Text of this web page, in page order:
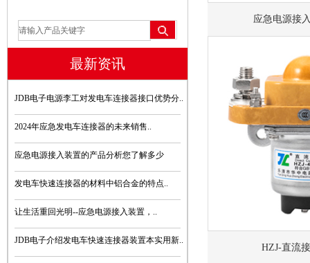
最新资讯
JDB电子电源李工对发电车连接器接口优势分..
2024年应急发电车连接器的未来销售..
应急电源接入装置的产品分析您了解多少
发电车快速连接器的材料中铝合金的特点..
让生活重回光明--应急电源接入装置，..
JDB电子介绍发电车快速连接器装置本实用新..
应急电源接
HZJ-直流